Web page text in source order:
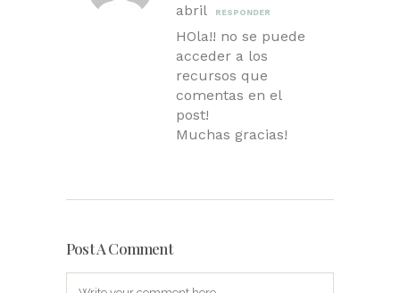
abril
RESPONDER
HOla!! no se puede
acceder a los
recursos que
comentas en el
post!
Muchas gracias!
Post A Comment